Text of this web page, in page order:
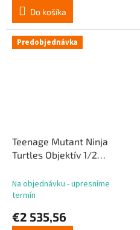
Do košíka
Predobjednávka
Teenage Mutant Ninja
Turtles Objektív 1/2
Na objednávku - upresníme
termín
€2 535,56